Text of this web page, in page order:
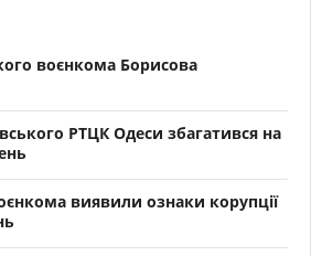
воєнкома Борисова
РТЦК Одеси збагатився на
виявили ознаки корупції